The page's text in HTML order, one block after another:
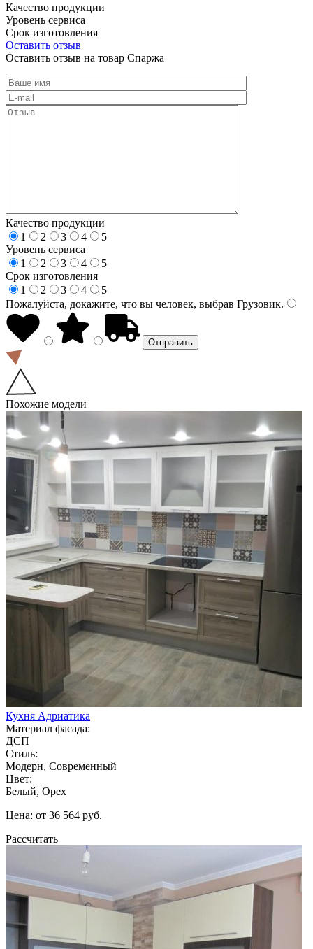
Качество продукции
Уровень сервиса
Срок изготовления
Оставить отзыв
Оставить отзыв на товар Спаржа
Качество продукции
1
2 3 4
5
Уровень сервиса
1
2 3 4
5
Срок изготовления
1
2 3 4
5
Пожалуйста, докажите, что вы человек, выбрав Грузовик.
Похожие модели
Кухня Адриатика
Материал фасада:
ДСП
Стиль:
Модерн, Современный
Цвет:
Белый, Орех
Цена: от 36 564 руб.
Рассчитать